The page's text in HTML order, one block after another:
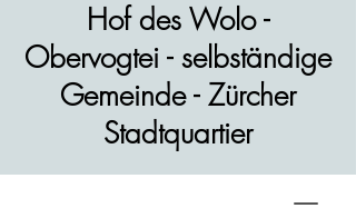
Hof des Wolo -
Obervogtei - selbständige
Gemeinde - Zürcher
Stadtquartier